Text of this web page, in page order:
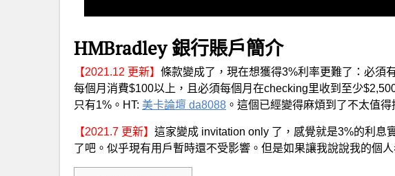
HMBradley 銀行賬戶簡介
【2021.12 更新】 條款變成了，現在想獲得3%利率更難了：必須
每個月消費$100以上，且必須每個月在checking里收到至少
只有1%。HT: 美卡論壇 da8088 。這個已經變得麻煩到了不太值得
【2021.7 更新】 這家變成 invitation only 了，感覺就是3%的利息
了吧。似乎現有用戶暫時還不受影響。但是如果讓我說說我的個